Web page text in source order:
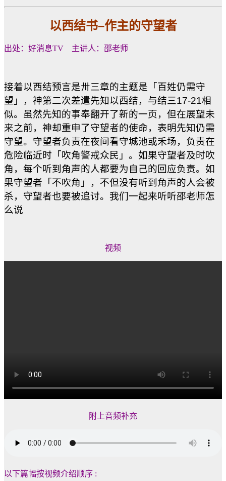
以西结书–作主的守望者
出处：好消息TV 主讲人：邵老师
接着以西结预言是〺三章的主题是「百姓仍需守
望」，神第二次差遣先知以西结，与结三17-21相
似。虽然先知的事奉翻开了新的一页，但在展望未
来之前，神却重申了守望者的使命，表明先知仍需
守望。守望者负责在夜间看守城池或禾场，负责在
危险临近时「吹角警戒众民」。如果守望者及时吹
角，每个听到角声的人都要为自己的回应负责。如
果守望者「不吹角」，不但没有听到角声的人会被
杀，守望者也要被追讨。我们一起来听听邵老师怎
么说
视频
附上音频补充
以下篇幅按视频介绍顺序 :